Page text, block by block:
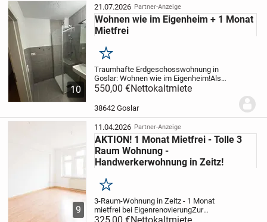
10
21.07.2026 Partner-Anzeige
Wohnen wie im Eigenheim + 1 Monat
Mietfrei
Merken
Traumhafte Erdgeschosswohnung in
Goslar: Wohnen wie im Eigenheim!Als
Willkommensgeschenk wohnen Sie den
(Kaltmiete)!!!Objektbeschreibung:
550,00 €Nettokaltmiete
38642 Goslar
9
11.04.2026 Partner-Anzeige
AKTION! 1 Monat Mietfrei - Tolle 3
Raum Wohnung -
Handwerkerwohnung in Zeitz!
Merken
3-Raum-Wohnung in Zeitz - 1 Monat
mietfrei bei EigenrenovierungZur
Vermietung steht eine 3-Raum-Wohnung